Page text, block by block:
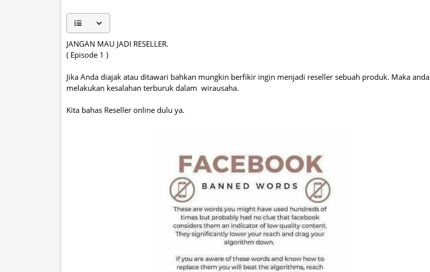
JANGAN MAU JADI RESELLER.
( Episode 1 )
Jika Anda diajak atau ditawari bahkan mungkin berfikir ingin menjadi reseller sebuah produk. Maka anda
melakukan kesalahan terburuk dalam wirausaha.
Kita bahas Reseller online dulu ya.